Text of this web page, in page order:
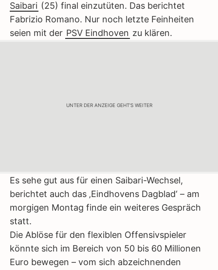
Saibari (25) final einzutüten. Das berichtet
Fabrizio Romano. Nur noch letzte Feinheiten
seien mit der PSV Eindhoven zu klären.
UNTER DER ANZEIGE GEHT'S WEITER
Es sehe gut aus für einen Saibari-Wechsel,
berichtet auch das ‚Eindhovens Dagblad‘ – am
morgigen Montag finde ein weiteres Gespräch
statt.
Die Ablöse für den flexiblen Offensivspieler
könnte sich im Bereich von 50 bis 60 Millionen
Euro bewegen – vom sich abzeichnenden